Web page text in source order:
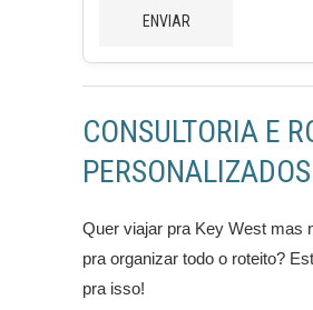
CONSULTORIA E
PERSONALIZADOS
Quer viajar pra Key West mas
pra organizar todo o roteito?
pra isso!